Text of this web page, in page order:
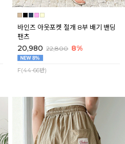
바인즈 아웃포켓 절개 8부 배기 밴딩
팬츠
20,980 22,800 8%
F(44-66반)